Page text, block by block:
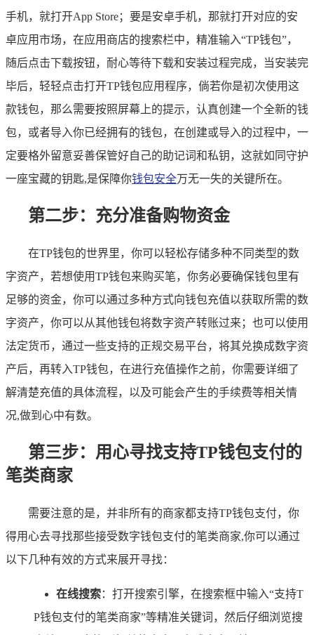
手机，就打开App Store；要是安卓手机，那就打开对应的安
卓应用市场，在应用商店的搜索栏中，精准输入“TP钱包”，
随后点击下载按钮，耐心等待下载和安装过程完成，当安装完
毕后，轻轻点击打开TP钱包应用程序，倘若你是初次使用这
款钱包，那么需要按照屏幕上的提示，认真创建一个全新的钱
包，或者导入你已经拥有的钱包，在创建或导入的过程中，一
定要格外留意妥善保管好自己的助记词和私钥，这就如同守护
一座宝藏的钥匙,是保障你钱包安全万无一失的关键所在。
第二步：充分准备购物资金
在TP钱包的世界里，你可以轻松存储多种不同类型的数
字资产，若想使用TP钱包来购买笔，你务必要确保钱包里有
足够的资金，你可以通过多种方式向钱包充值以获取所需的数
字资产，你可以从其他钱包将数字资产转账过来；也可以使用
法定货币，通过一些支持的正规交易平台，将其兑换成数字资
产后，再转入TP钱包，在进行充值操作之前，你需要详细了
解清楚充值的具体流程，以及可能会产生的手续费等相关情
况,做到心中有数。
第三步：用心寻找支持TP钱包支付的
笔类商家
需要注意的是，并非所有的商家都支持TP钱包支付，你
得用心去寻找那些接受数字钱包支付的笔类商家,你可以通过
以下几种有效的方式来展开寻找：
在线搜索：打开搜索引擎，在搜索框中输入“支持T
P钱包支付的笔类商家”等精准关键词，然后仔细浏览搜